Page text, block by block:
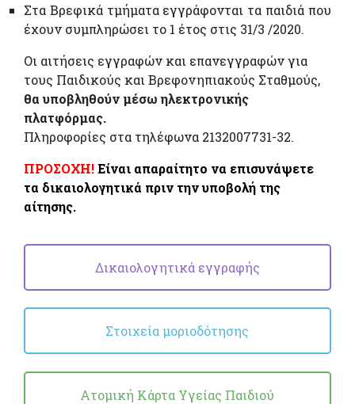
Στα Βρεφικά τμήματα εγγράφονται τα παιδιά που
έχουν συμπληρώσει το 1 έτος στις 31/3 /2020.
Οι αιτήσεις εγγραφών και επανεγγραφών για
τους Παιδικούς και Βρεφονηπιακούς Σταθμούς,
θα υποβληθούν μέσω ηλεκτρονικής
πλατφόρμας.
Πληροφορίες στα τηλέφωνα 2132007731-32.
ΠΡΟΣΟΧΗ!Είναι απαραίτητο να επισυνάψετε
τα δικαιολογητικά πριν την υποβολή της
αίτησης.
Δικαιολογητικά εγγραφής
Στοιχεία μοριοδότησης
Ατομική Κάρτα Υγείας Παιδιού